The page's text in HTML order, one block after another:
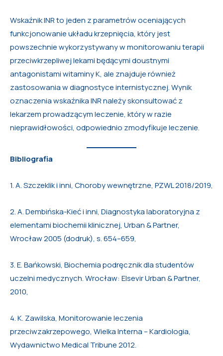
Wskaźnik INR to jeden z parametrów oceniających
funkcjonowanie układu krzepnięcia, który jest
powszechnie wykorzystywany w monitorowaniu terapii
przeciwkrzepliwej lekami będącymi doustnymi
antagonistami witaminy K, ale znajduje również
zastosowania w diagnostyce internistycznej. Wynik
oznaczenia wskaźnika INR należy skonsultować z
lekarzem prowadzącym leczenie, który w razie
nieprawidłowości, odpowiednio zmodyfikuje leczenie.
Bibliografia
1. A. Szczeklik i inni, Choroby wewnętrzne, PZWL 2018/2019,
2. A. Dembińska-Kieć i inni, Diagnostyka laboratoryjna z
elementami biochemii klinicznej, Urban & Partner,
Wrocław 2005 (dodruk), s. 654–659,
3. E. Bańkowski, Biochemia podręcznik dla studentów
uczelni medycznych. Wrocław: Elsevir Urban & Partner,
2010,
4. K. Zawilska, Monitorowanie leczenia
przeciwzakrzepowego, Wielka Interna – Kardiologia,
Wydawnictwo Medical Tribune 2012.